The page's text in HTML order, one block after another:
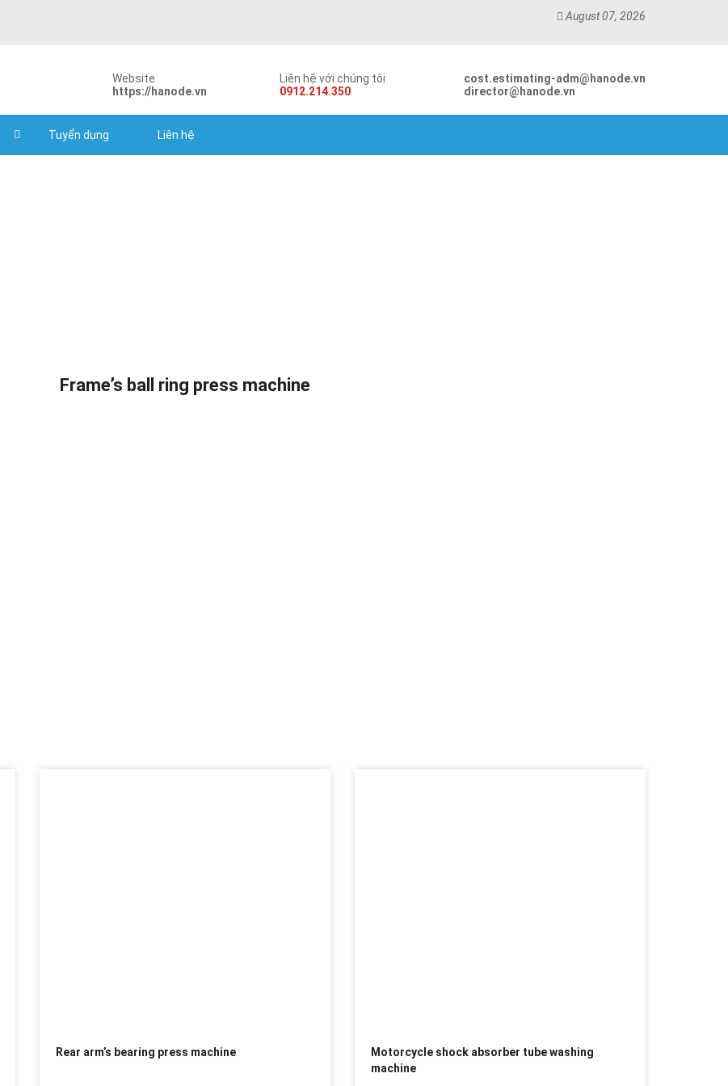
August 07, 2026
Website
https://hanode.vn
Liên hệ với chúng tôi
0912.214.350
cost.estimating-adm@hanode.vn
director@hanode.vn
Tuyển dụng Liên hệ
Frame’s ball ring press machine
Rear arm’s bearing press machine
Motorcycle shock absorber tube washing
machine